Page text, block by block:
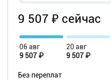
9 507 ₽ сейчас
06 авг
9 507 ₽
20 авг
9 507 ₽
Без переплат